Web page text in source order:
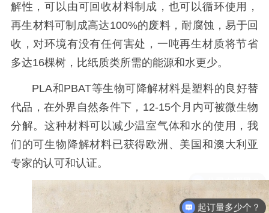
解性，可以由可回收材料制成，也可以循环使用，
再生材料可制成高达100%的废料，耐腐蚀，易于回
收，对环境有没有任何害处，一吨再生材质将节省
多达16棵树，比纸质类所需的能源和水更少。
PLA和PBAT等生物可降解材料是塑料的良好替
代品，在外界自然条件下，12-15个月内可被微生物
分解。这种材料可以减少温室气体和水的使用，我
们的可生物降解材料已获得欧洲、美国和澳大利亚
专家的认可和认证。
起订量多少个？